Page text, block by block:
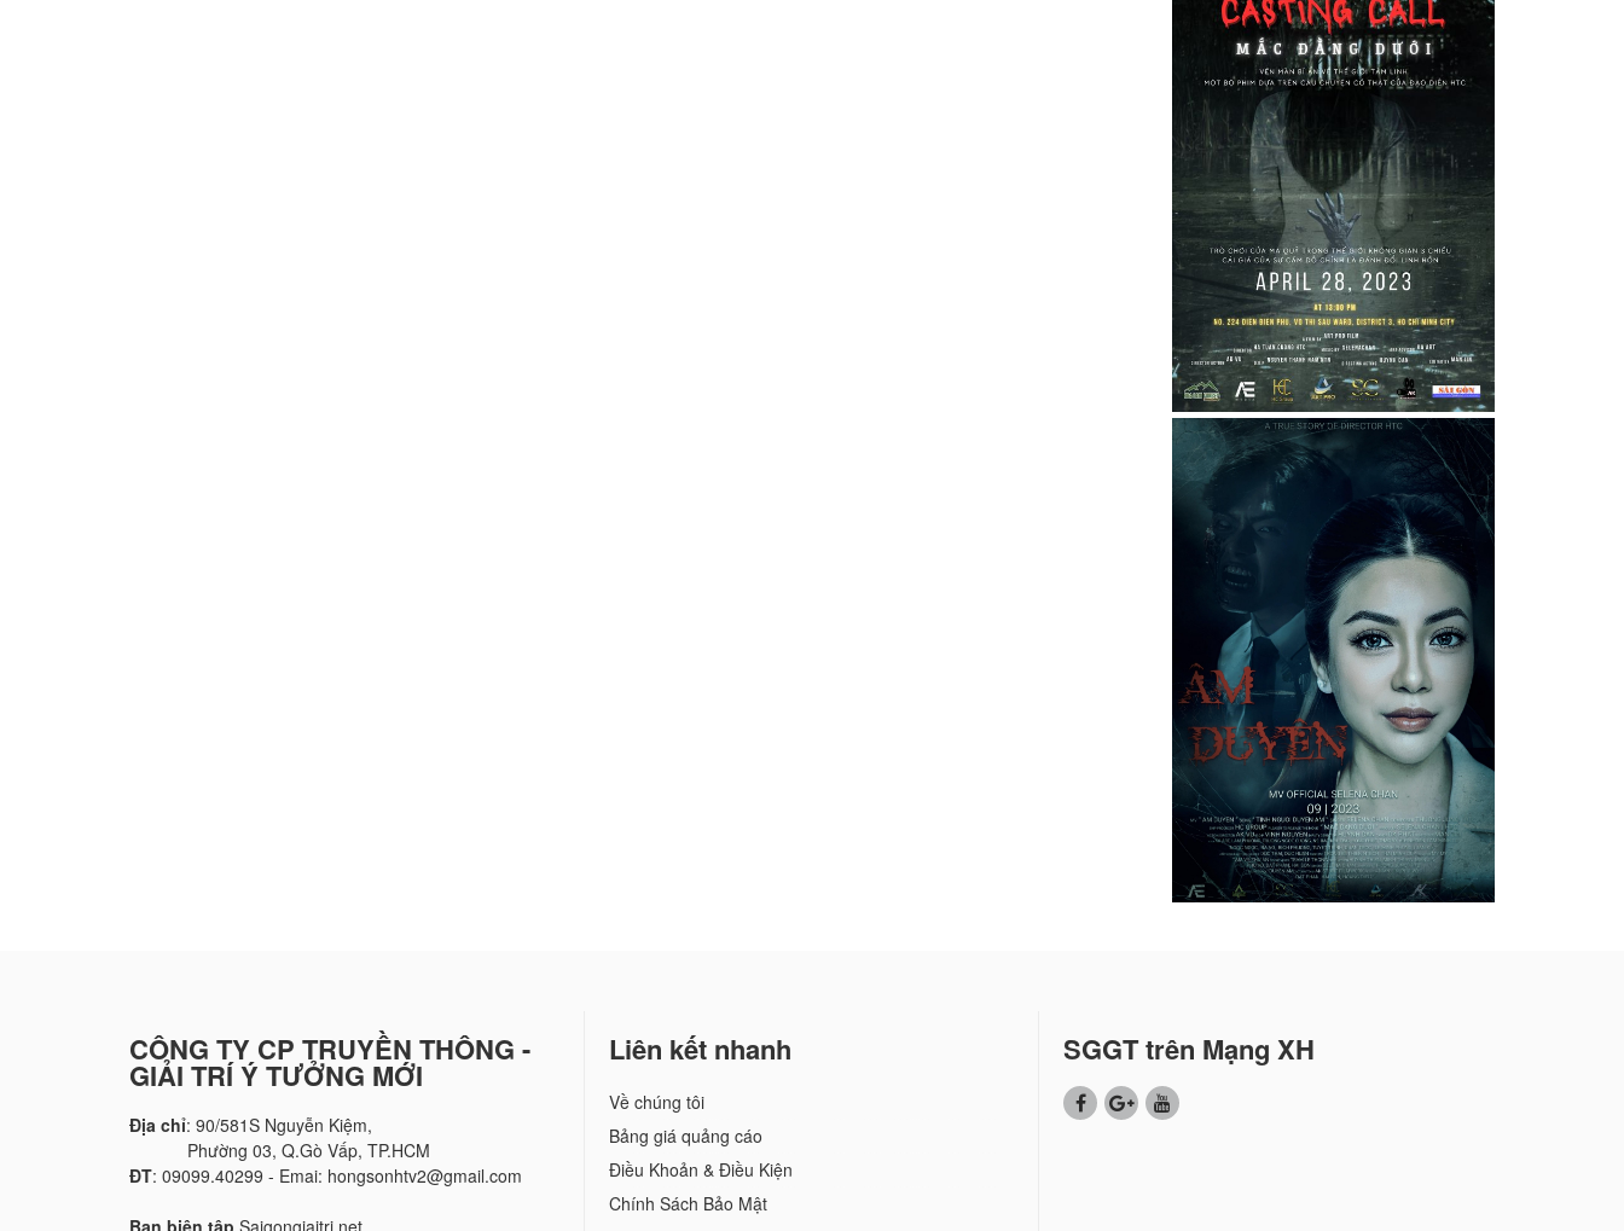
CÔNG TY CP TRUYỀN THÔNG -
GIẢI TRÍ Ý TƯỞNG MỚI
Địa chỉ: 90/581S Nguyễn Kiệm,
Phường 03, Q.Gò Vấp, TP.HCM
ĐT: 09099.40299 - Emai: hongsonhtv2@gmail.com
Liên kết nhanh
Về chúng tôi
Bảng giá quảng cáo
Điều Khoản & Điều Kiện
Chính Sách Bảo Mật
SGGT trên Mạng XH